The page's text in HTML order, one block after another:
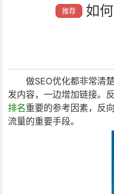
推荐 如何
做SEO优化都非常清
发内容，一边增加链接。
排名重要的参考因素，反
流量的重要手段。